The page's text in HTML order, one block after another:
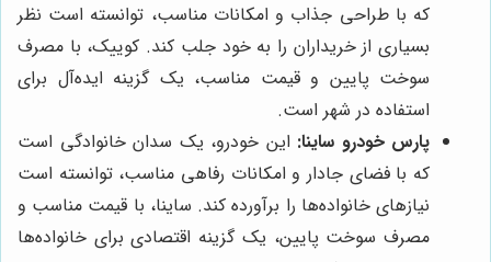
که با طراحی جذاب و امکانات مناسب، توانسته است نظر
بسیاری از خریداران را به خود جلب کند. کوییک، با مصرف
سوخت پایین و قیمت مناسب، یک گزینه ایده‌آل برای
استفاده در شهر است.
پارس خودرو ساینا: این خودرو، یک سدان خانوادگی است
که با فضای جادار و امکانات رفاهی مناسب، توانسته است
نیازهای خانواده‌ها را برآورده کند. ساینا، با قیمت مناسب و
مصرف سوخت پایین، یک گزینه اقتصادی برای خانواده‌ها